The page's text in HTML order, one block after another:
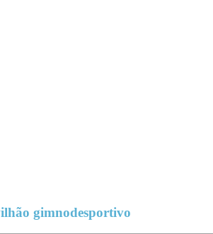
gimnodesportivo